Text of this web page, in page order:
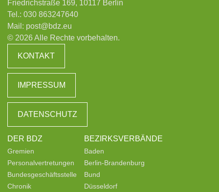
Friedrichstraße 169, 10117 Berlin
Tel.: 030 863247640
Mail: post@bdz.eu
© 2026 Alle Rechte vorbehalten.
KONTAKT
IMPRESSUM
DATENSCHUTZ
DER BDZ
Gremien
Personalvertretungen
Bundesgeschäftsstelle
Chronik
BEZIRKSVERBÄNDE
Baden
Berlin-Brandenburg
Bund
Düsseldorf